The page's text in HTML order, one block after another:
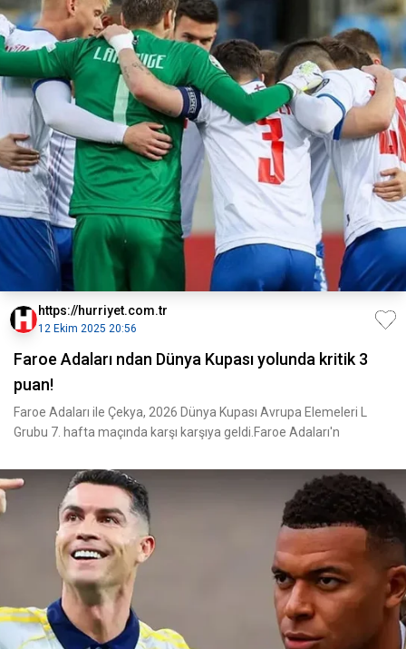
https://hurriyet.com.tr
12 Ekim 2025 20:56
Faroe Adaları ndan Dünya Kupası yolunda kritik 3
puan!
Faroe Adaları ile Çekya, 2026 Dünya Kupası Avrupa Elemeleri L
Grubu 7. hafta maçında karşı karşıya geldi.Faroe Adaları'n